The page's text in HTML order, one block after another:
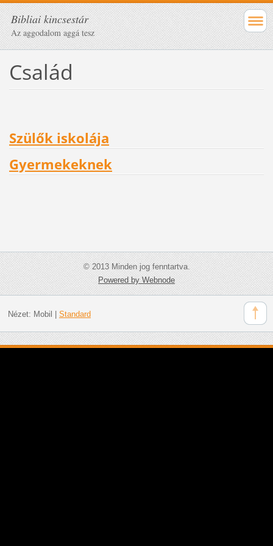
Bibliai kincsestár
Az aggodalom aggá tesz
Család
Szülők iskolája
Gyermekeknek
© 2013 Minden jog fenntartva.
Powered by Webnode
Nézet: Mobil Standard